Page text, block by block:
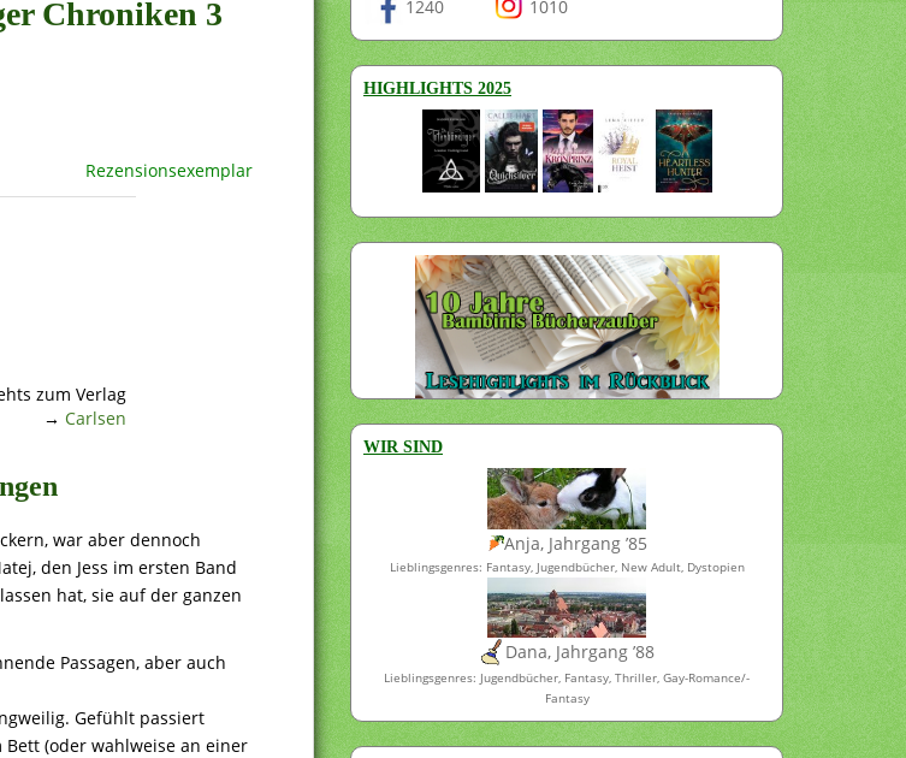
Chroniken 3
Rezensionsexemplar
zum Verlag
→ Carlsen
war aber dennoch
den Jess im ersten Band
hat, sie auf der ganzen
Passagen, aber auch
Gefühlt passiert
(oder wahlweise an einer
1240 1010
HIGHLIGHTS 2025
WIR SIND
Anja, Jahrgang ’85
Lieblingsgenres: Fantasy, Jugendbücher, New Adult, Dystopien
Dana, Jahrgang ’88
Lieblingsgenres: Jugendbücher, Fantasy, Thriller, Gay-Romance/-
Fantasy